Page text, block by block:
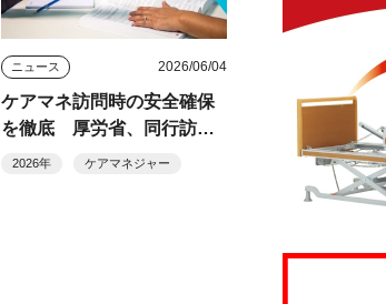
ニュース 2026/06/04
ケアマネ訪問時の安全確保
を徹底 厚労省、同行訪問
経費の活用も提示
2026年 ケアマネジャー